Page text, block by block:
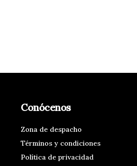
Conócenos
Zona de despacho
Términos y condiciones
Política de privacidad